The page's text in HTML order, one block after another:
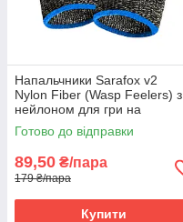
Напальчники Sarafox v2
Nylon Fiber (Wasp Feelers) з
нейлоном для гри на
смартфоні пабг pubg
Готово до відправки
89,50 ₴/пара
179 ₴/пара
Купити